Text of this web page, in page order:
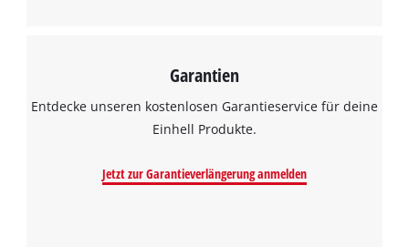
Garantien
Entdecke unseren kostenlosen Garantieservice für deine
Einhell Produkte.
Jetzt zur Garantieverlängerung anmelden